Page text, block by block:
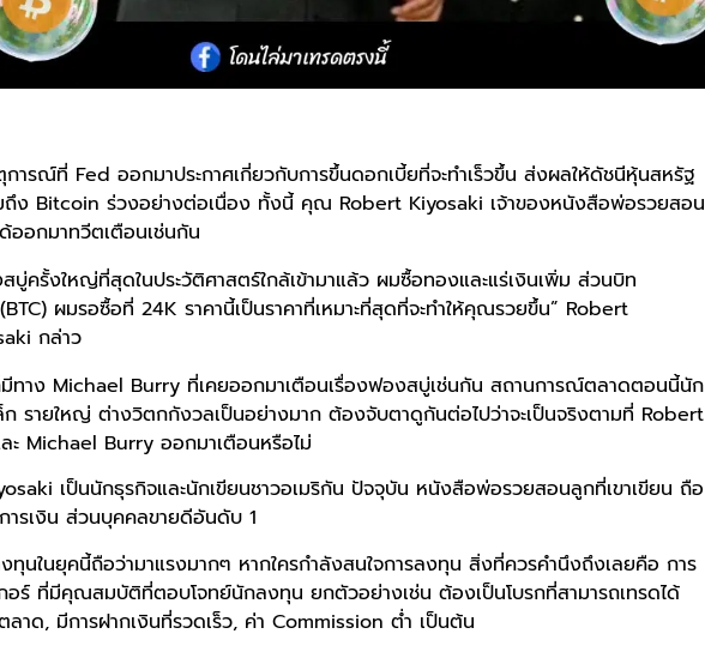
การณ์ที่ Fed ออกมาประกาศเกี่ยวกับการขึ้นดอกเบี้ยที่จะทำเร็วขึ้น ส่งผลให้ดัชนีหุ้นสหรัฐ
ถึง Bitcoin ร่วงอย่างต่อเนื่อง ทั้งนี้ คุณ Robert Kiyosaki เจ้าของหนังสือพ่อรวยสอน
ออกมาทวีตเตือนเช่นกัน
บู่ครั้งใหญ่ที่สุดในประวัติศาสตร์ใกล้เข้ามาแล้ว ผมซื้อทองและแร่เงินเพิ่ม ส่วนบิท
ผมรอซื้อที่ 24K ราคานี้เป็นราคาที่เหมาะที่สุดที่จะทำให้คุณรวยขึ้น” Robert
กล่าว
ทาง Michael Burry ที่เคยออกมาเตือนเรื่องฟองสบู่เช่นกัน สถานการณ์ตลาดตอนนี้นัก
ก รายใหญ่ ต่างวิตกกังวลเป็นอย่างมาก ต้องจับตาดูกันต่อไปว่าจะเป็นจริงตามที่ Robert
ะ Michael Burry ออกมาเตือนหรือไม่
เป็นนักธุรกิจและนักเขียนชาวอเมริกัน ปัจจุบัน หนังสือพ่อรวยสอนลูกที่เขาเขียน ถือ
ารเงิน ส่วนบุคคลขายดีอันดับ 1
ทุนในยุคนี้ถือว่ามาแรงมากๆ หากใครกำลังสนใจการลงทุน สิ่งที่ควรคำนึงถึงเลยคือ การ
กอร์ ที่มีคุณสมบัติที่ตอบโจทย์นักลงทุน ยกตัวอย่างเช่น ต้องเป็นโบรกที่สามารถเทรดได้
ลาด, มีการฝากเงินที่รวดเร็ว, ค่า Commission ต่ำ เป็นต้น